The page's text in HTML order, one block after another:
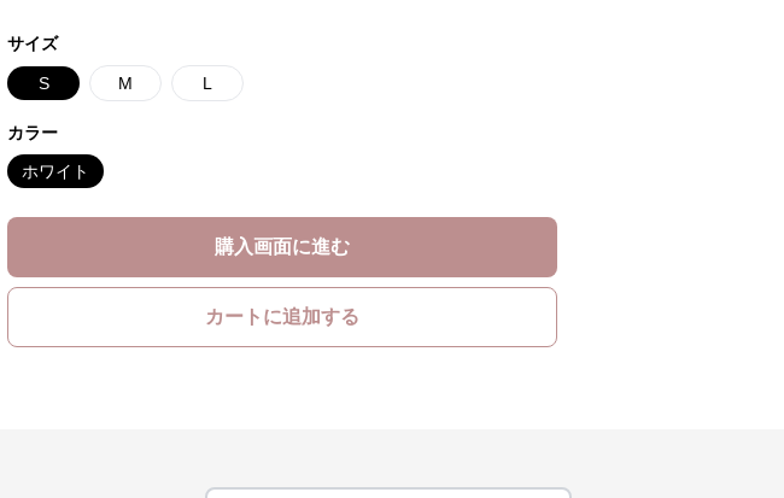
サイズ
S M L
カラー
ホワイト
購入画面に進む
カートに追加する